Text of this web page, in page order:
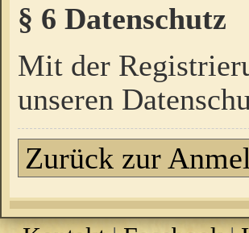
§ 6 Datenschutz
Mit der
unseren
Zurück zur